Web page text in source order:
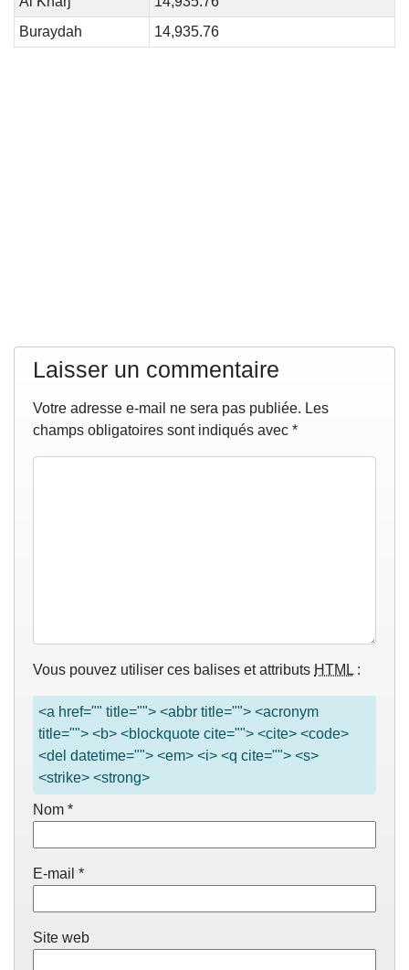
Buraydah
14,935.76
Laisser un commentaire
Votre adresse e-mail ne sera pas publiée. Les
champs obligatoires sont indiqués avec *
Vous pouvez utiliser ces balises et attributs HTML :
<a href="" title=""> <abbr title=""> <acronym
title=""> <b> <blockquote cite=""> <cite> <code>
<del datetime=""> <em> <i> <q cite=""> <s>
<strike> <strong>
Nom *
E-mail *
Site web